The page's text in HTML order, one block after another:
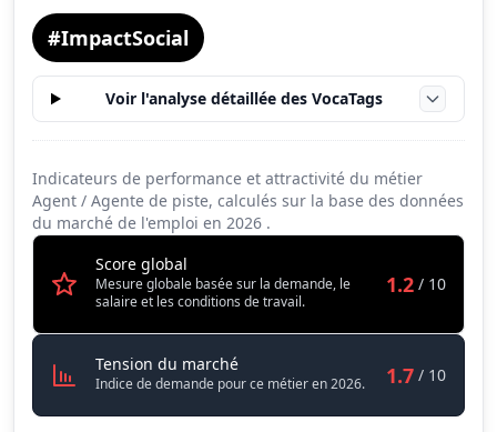
#ImpactSocial
Voir l'analyse détaillée des VocaTags
Indicateurs de performance et attractivité du métier
Agent / Agente de piste, calculés sur la base des données
du marché de l'emploi en 2026 .
Score global
Mesure globale basée sur la demande, le
salaire et les conditions de travail.
1.2 / 10
Tension du marchéAgent / Agente de piste
Indice de demande pour ce métier en 2026. 1.7 / 10